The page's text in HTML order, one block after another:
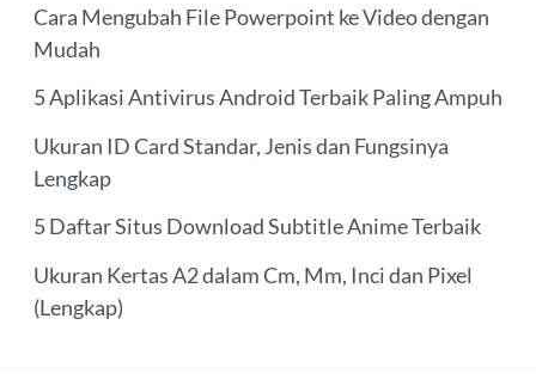
Cara Mengubah File Powerpoint ke Video dengan
Mudah
5 Aplikasi Antivirus Android Terbaik Paling Ampuh
Ukuran ID Card Standar, Jenis dan Fungsinya
Lengkap
5 Daftar Situs Download Subtitle Anime Terbaik
Ukuran Kertas A2 dalam Cm, Mm, Inci dan Pixel
(Lengkap)